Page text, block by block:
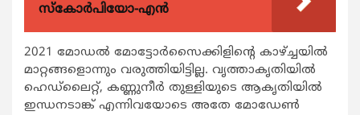
സ്കോർപിയോ-എൻ
2021 മോഡല്‍ മോട്ടോര്‍സൈക്കിളിന്റെ കാഴ്ച്ചയില്‍
മാറ്റങ്ങളൊന്നും വരുത്തിയിട്ടില്ല. വൃത്താകൃതിയില്‍
ഹെഡ്‌ലൈറ്റ്, കണ്ണുനീര്‍ തുള്ളിയുടെ ആകൃതിയില്‍
ഇന്ധനടാങ്ക് എന്നിവയോടെ അതേ മോഡേണ്‍